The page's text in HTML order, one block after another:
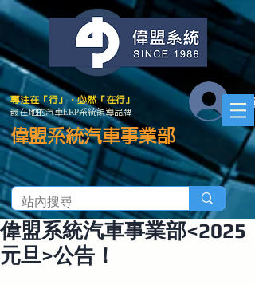
偉盟系統汽車事業部
專注在「行」．必然「在行」
最在地的汽車ERP系統領導品牌
會
偉盟系統汽車事業部<2025
元旦>公告！